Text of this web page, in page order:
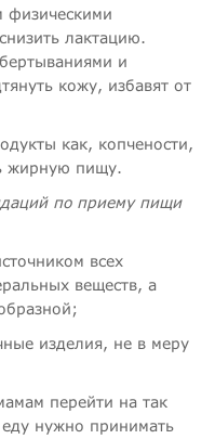
физическими
лактацию.
и
кожу, избавят от
как, копчености,
жирную пищу.
по приему пищи
всех
веществ, а
изделия, не в меру
перейти на так
нужно принимать